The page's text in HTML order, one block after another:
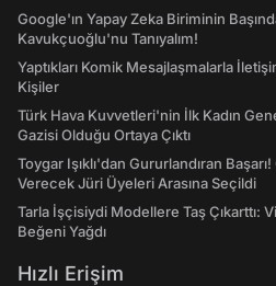
Google'ın Yapay Zeka Biriminin
Kavukçuoğlu'nu Tanıyalım!
Yaptıkları Komik Mesajlaşmalarla
Kişiler
Türk Hava Kuvvetleri'nin İlk Kadın
Gazisi Olduğu Ortaya Çıktı
Toygar Işıklı'dan Gururlandıran
Verecek Jüri Üyeleri Arasına Seçildi
Tarla İşçisiydi Modellere Taş Çıkarttı:
Beğeni Yağdı
Hızlı Erişim